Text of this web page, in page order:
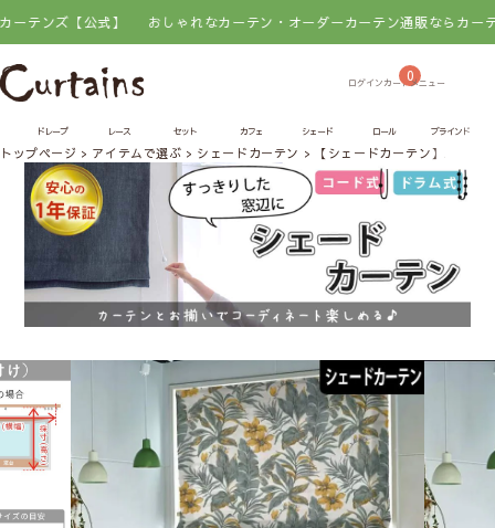
公式】 おしゃれなカーテン・オーダーカーテン通販ならカーテンズ【公
0
ドレープ レース セット カフェ シェード ロール ブラインド
トップページ アイテムで選ぶ シェードカーテン 【シェードカーテン】バナナ